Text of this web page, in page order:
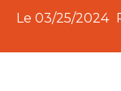
Le 03/25/2024